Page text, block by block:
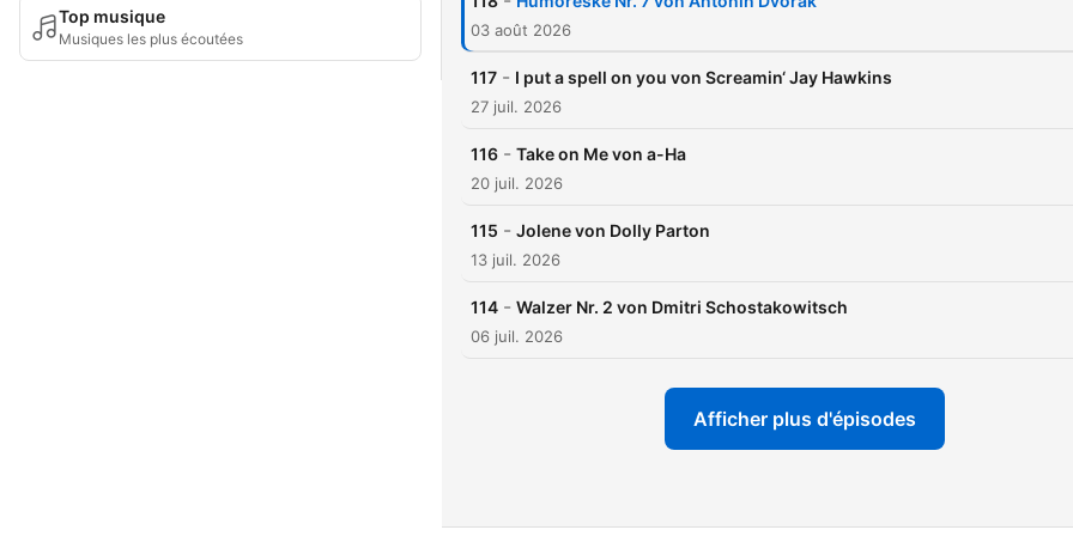
Top musique
Musiques les plus écoutées
Streaming-Portale, um die
eine subtile Verwandlung
03 août 2026
117 - I put a spell on you von Screamin‘ Jay Hawkins
27 juil. 2026
116 - Take on Me von a-Ha
20 juil. 2026
115 - Jolene von Dolly Parton
13 juil. 2026
114 - Walzer Nr. 2 von Dmitri Schostakowitsch
06 juil. 2026
Afficher plus d'épisodes